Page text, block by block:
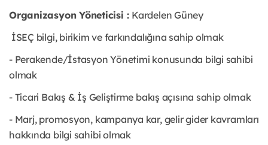
Organizasyon Yöneticisi : Kardelen Güney
İSEÇ bilgi, birikim ve farkındalığına sahip olmak
- Perakende/İstasyon Yönetimi konusunda bilgi sahibi
olmak
- Ticari Bakış & İş Geliştirme bakış açısına sahip olmak
- Marj, promosyon, kampanya kar, gelir gider kavramları
hakkında bilgi sahibi olmak